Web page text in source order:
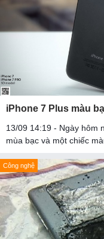
iPhone 7 Plus màu
13/09 14:19 - Ngày hôm
mùa bạc và một chiếc
Công nghệ